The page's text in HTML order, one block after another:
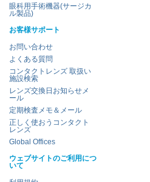
眼科用手術機器(サージカ
ル製品)
お客様サポート
お問い合わせ
よくある質問
コンタクトレンズ 取扱い
施設検索
レンズ交換日お知らせメ
ール
定期検査メモ＆メール
正しく使おうコンタクト
レンズ
Global Offices
ウェブサイトのご利用につ
いて